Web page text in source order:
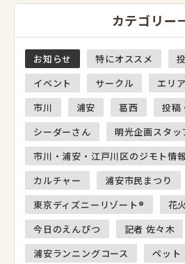
カテゴリー
お知らせ 特にオススメ
イベント
サークル エリ
市川
浦安 葛西
投稿
シーダーさん
明光企画スタッ
市川・浦安・江戸川区のジモト情
カルチャー
浦安市民まつり
東京ディズニーリゾート®
花
今日のえんぴつ
記者 佐々木
浦安ランニングコース
ペット